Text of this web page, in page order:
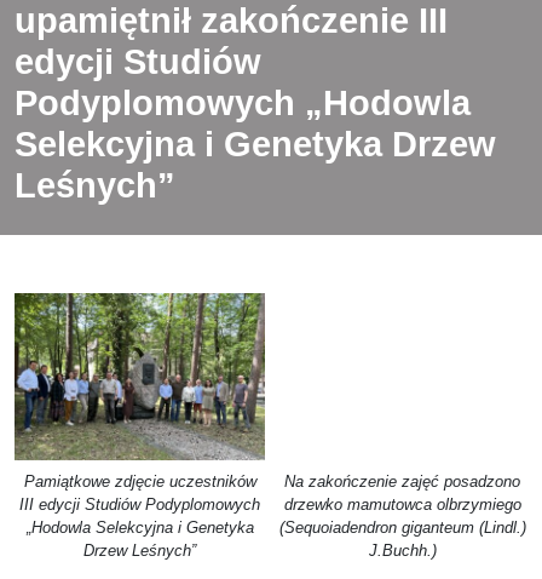
upamiętnił zakończenie III
edycji Studiów
Podyplomowych „Hodowla
Selekcyjna i Genetyka Drzew
Leśnych”
Pamiątkowe zdjęcie uczestników
III edycji Studiów Podyplomowych
„Hodowla Selekcyjna i Genetyka
Drzew Leśnych”
Na zakończenie zajęć posadzono
drzewko mamutowca olbrzymiego
(Sequoiadendron giganteum (Lindl.)
J.Buchh.)